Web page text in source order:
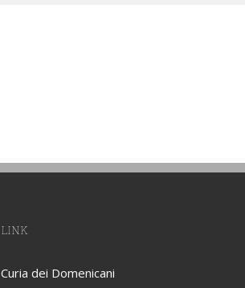
LINK
Curia dei Domenicani